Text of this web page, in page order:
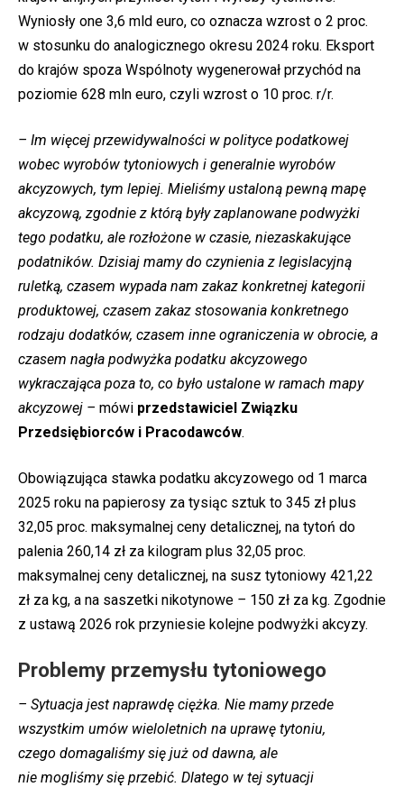
Wyniosły one 3,6 mld euro, co oznacza wzrost o 2 proc.
w stosunku do analogicznego okresu 2024 roku. Eksport
do krajów spoza Wspólnoty wygenerował przychód na
poziomie 628 mln euro, czyli wzrost o 10 proc. r/r.
– Im więcej przewidywalności w polityce podatkowej
wobec wyrobów tytoniowych i generalnie wyrobów
akcyzowych, tym lepiej. Mieliśmy ustaloną pewną mapę
akcyzową, zgodnie z którą były zaplanowane podwyżki
tego podatku, ale rozłożone w czasie, niezaskakujące
podatników. Dzisiaj mamy do czynienia z legislacyjną
ruletką, czasem wypada nam zakaz konkretnej kategorii
produktowej, czasem zakaz stosowania konkretnego
rodzaju dodatków, czasem inne ograniczenia w obrocie, a
czasem nagła podwyżka podatku akcyzowego
wykraczająca poza to, co było ustalone w ramach mapy
akcyzowej – mówi przedstawiciel Związku
Przedsiębiorców i Pracodawców.
Obowiązująca stawka podatku akcyzowego od 1 marca
2025 roku na papierosy za tysiąc sztuk to 345 zł plus
32,05 proc. maksymalnej ceny detalicznej, na tytoń do
palenia 260,14 zł za kilogram plus 32,05 proc.
maksymalnej ceny detalicznej, na susz tytoniowy 421,22
zł za kg, a na saszetki nikotynowe – 150 zł za kg. Zgodnie
z ustawą 2026 rok przyniesie kolejne podwyżki akcyzy.
Problemy przemysłu tytoniowego
– Sytuacja jest naprawdę ciężka. Nie mamy przede
wszystkim umów wieloletnich na uprawę tytoniu,
czego domagaliśmy się już od dawna, ale
nie mogliśmy się przebić. Dlatego w tej sytuacji